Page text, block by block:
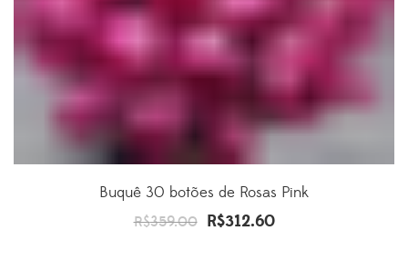
Buquê 30 botões de Rosas Pink
R$359.00 O
R$312.60O